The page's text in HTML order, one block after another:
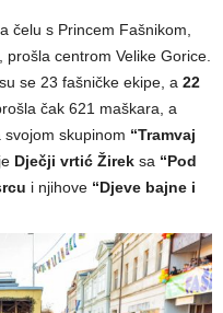
čelu s Princem Fašnikom,
centrom Velike Gorice.
se 23 fašničke ekipe, a 22
čak 621 maškara, a
skupinom “Tramvaj
Dječji vrtić Žirek sa “Pod
i njihove “Djeve bajne i